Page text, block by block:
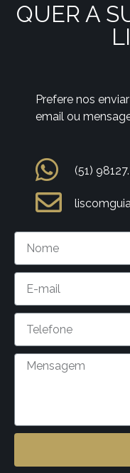
QUER A
Prefere nos
email ou
(51)